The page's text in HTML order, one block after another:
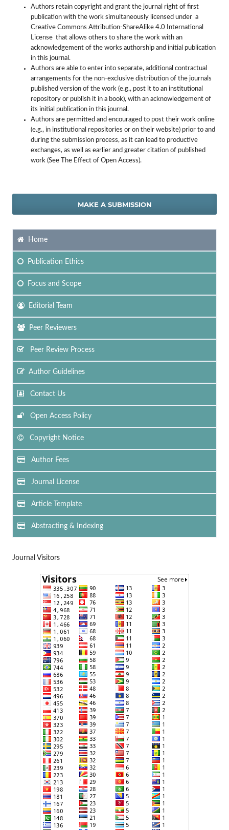
Authors retain copyright and grant the journal right of first
publication with the work simultaneously licensed under a
Creative Commons Attribution-ShareAlike 4.0 International
License that allows others to share the work with an
acknowledgement of the works authorship and initial publication
in this journal.
Authors are able to enter into separate, additional contractual
arrangements for the non-exclusive distribution of the journals
published version of the work (e.g., post it to an institutional
repository or publish it in a book), with an acknowledgement of
its initial publication in this journal.
Authors are permitted and encouraged to post their work online
(e.g., in institutional repositories or on their website) prior to and
during the submission process, as it can lead to productive
exchanges, as well as earlier and greater citation of published
work (See The Effect of Open Access).
MAKE A SUBMISSION
Home
Publication Ethics
Focusand Scope
Editorial Team
Peer Reviewers
Peer Review Process
Author Guidelines
Contact Us
Open Access Policy
Copyright Notice
Author Fees
Journal License
Article Template
Abstracting & Indexing
Journal Visitors